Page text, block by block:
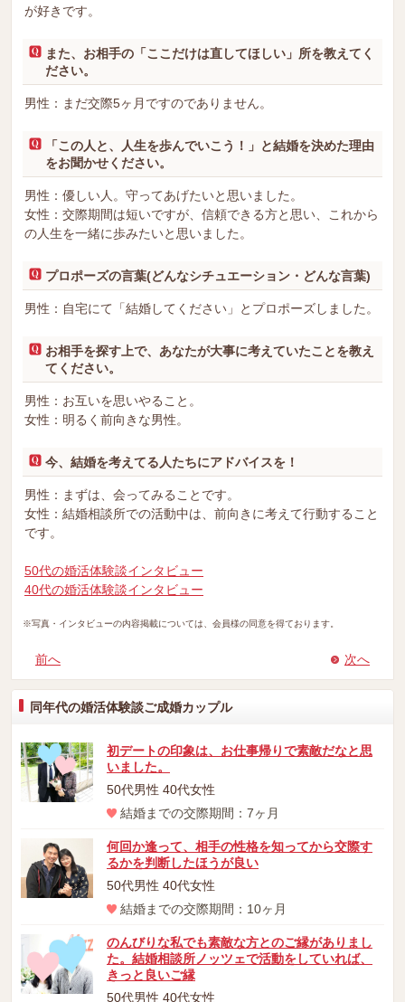
が好きです。
また、お相手の「ここだけは直してほしい」所を教えてく
ださい。
男性：まだ交際5ヶ月ですのでありません。
「この人と、人生を歩んでいこう！」と結婚を決めた理由
をお聞かせください。
男性：優しい人。守ってあげたいと思いました。
女性：交際期間は短いですが、信頼できる方と思い、これから
の人生を一緒に歩みたいと思いました。
プロポーズの言葉(どんなシチュエーション・どんな言葉)
男性：自宅にて「結婚してください」とプロポーズしました。
お相手を探す上で、あなたが大事に考えていたことを教え
てください。
男性：お互いを思いやること。
女性：明るく前向きな男性。
今、結婚を考えてる人たちにアドバイスを！
男性：まずは、会ってみることです。
女性：結婚相談所での活動中は、前向きに考えて行動すること
です。
50代の婚活体験談インタビュー
40代の婚活体験談インタビュー
※写真・インタビューの内容掲載については、会員様の同意を得ております。
前へ 次へ
同年代の婚活体験談ご成婚カップル
初デートの印象は、お仕事帰りで素敵だなと思
いました。
50代男性 40代女性
結婚までの交際期間：7ヶ月
何回か逢って、相手の性格を知ってから交際す
るかを判断したほうが良い
50代男性 40代女性
結婚までの交際期間：10ヶ月
のんびりな私でも素敵な方とのご縁がありまし
た。結婚相談所ノッツェで活動をしていれば、
きっと良いご縁
50代男性 40代女性